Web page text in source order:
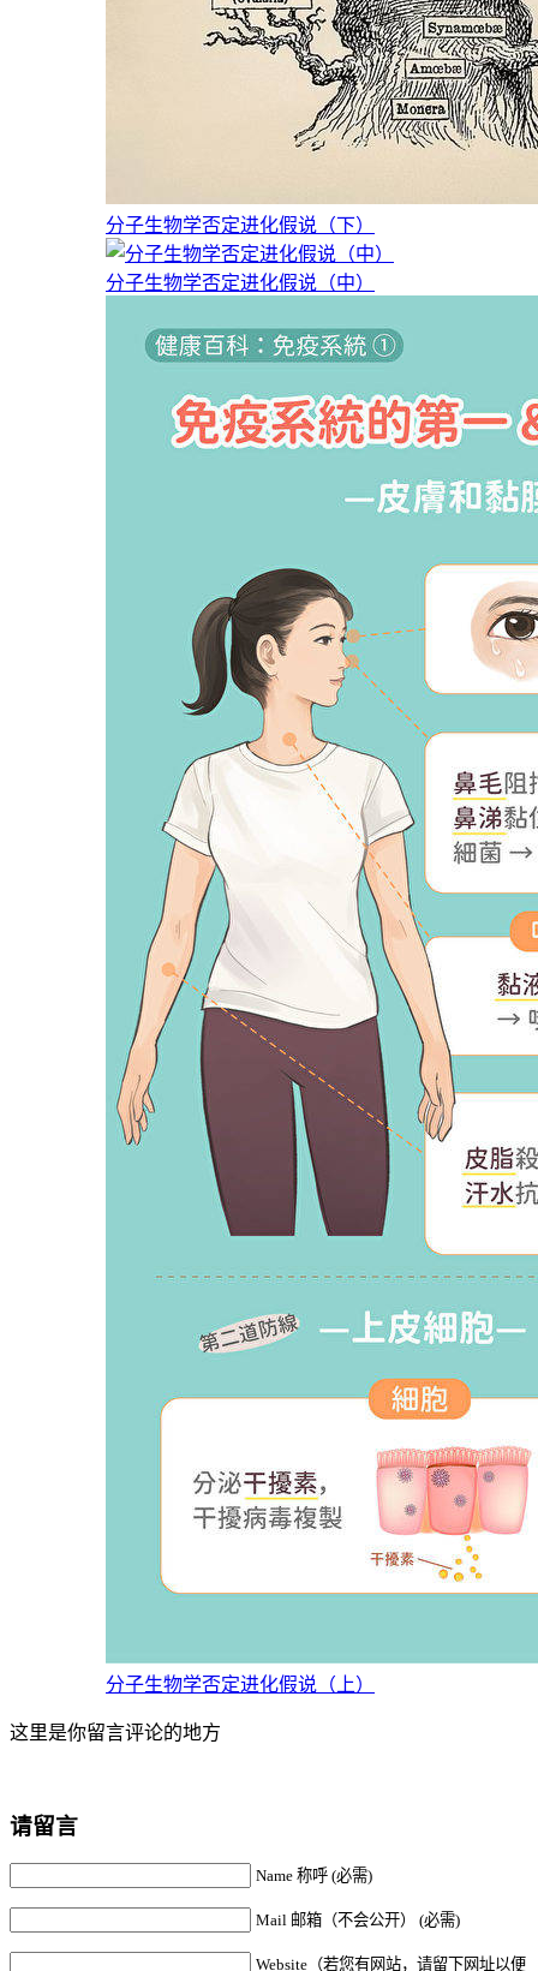
分子生物学否定进化假说（下）
分子生物学否定进化假说（中）
分子生物学否定进化假说（上）
这里是你留言评论的地方
请留言
Name 称呼 (必需)
Mail 邮箱（不会公开） (必需)
Website（若您有网站，请留下网址以便